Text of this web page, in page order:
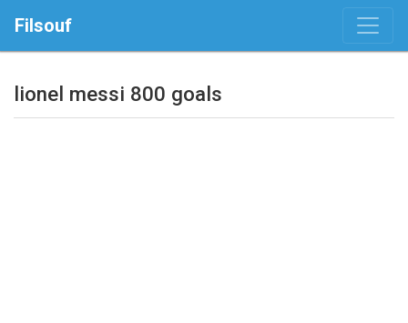
Filsouf
lionel messi 800 goals